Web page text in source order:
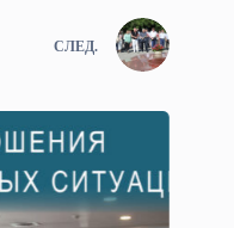
СЛЕД.